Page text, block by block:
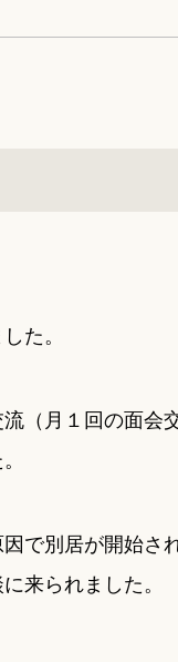
た。
（月１回の面会
で別居が開始さ
来られました。